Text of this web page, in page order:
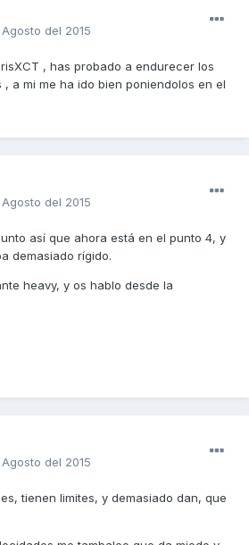
del 2015
, has probado a endurecer los
a mi me ha ido bien poniendolos en el
del 2015
así que ahora está en el punto 4, y
demasiado rígido.
heavy, y os hablo desde la
del 2015
tienen limites, y demasiado dan, que